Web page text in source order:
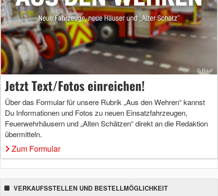
Jetzt Text/Fotos einreichen!
Über das Formular für unsere Rubrik „Aus den Wehren“ kannst
Du Informationen und Fotos zu neuen Einsatzfahrzeugen,
Feuerwehrhäusern und „Alten Schätzen“ direkt an die Redaktion
übermitteln.
Zum Formular
VERKAUFSSTELLEN UND BESTELLMÖGLICHKEIT